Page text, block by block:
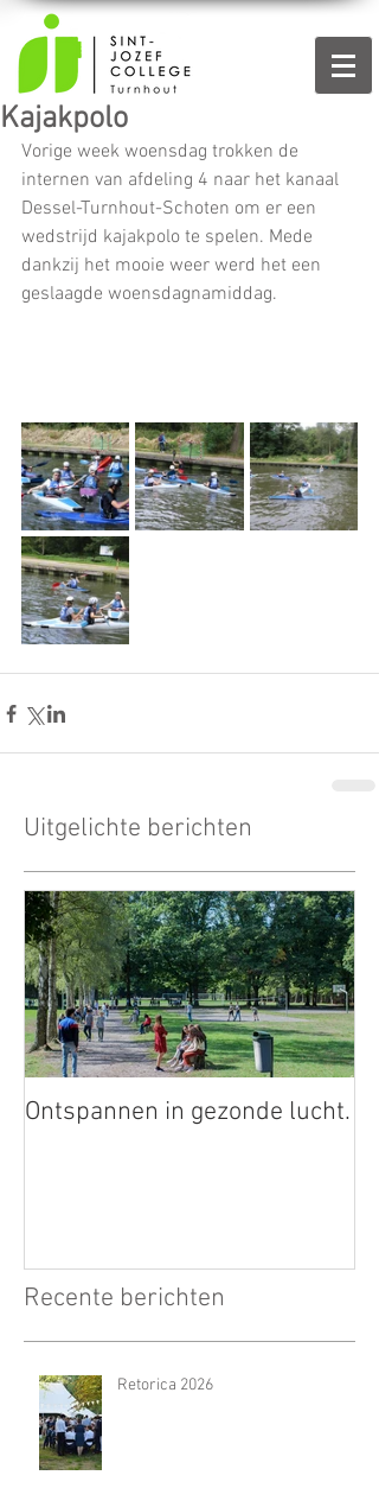
Kajakpolo
Vorige week woensdag trokken de
internen van afdeling 4 naar het kanaal
Dessel-Turnhout-Schoten om er een
wedstrijd kajakpolo te spelen. Mede
dankzij het mooie weer werd het een
geslaagde woensdagnamiddag.
Uitgelichte berichten
Ontspannen in gezonde lucht.
Recente berichten
Retorica 2026